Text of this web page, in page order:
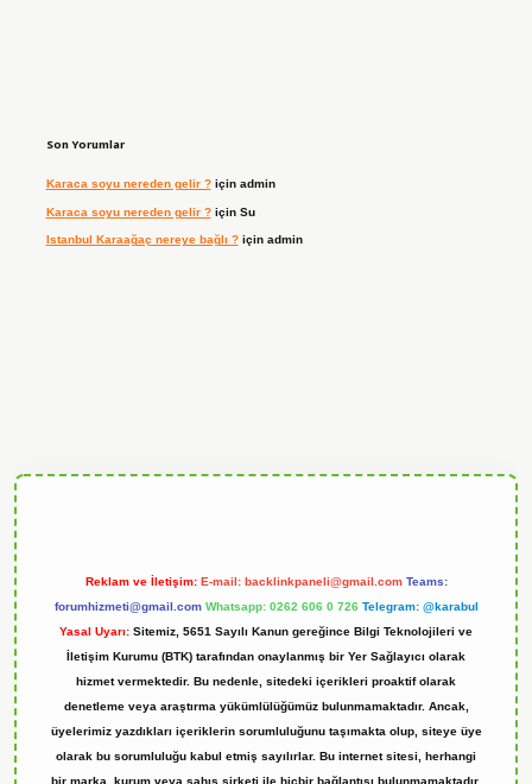
Son Yorumlar
Karaca soyu nereden gelir ?için admin
Karaca soyu nereden gelir ?için Su
Istanbul Karaağaç nereye bağlı ?için admin
Reklam ve İletişim: E-mail: backlinkpaneli@gmail.com Teams:
forumhizmeti@gmail.com Whatsapp: 0262 606 0 726 Telegram: @karabul
Yasal Uyarı: Sitemiz, 5651 Sayılı Kanun gereğince Bilgi Teknolojileri ve
İletişim Kurumu (BTK) tarafından onaylanmış bir Yer Sağlayıcı olarak
hizmet vermektedir. Bu nedenle, sitedeki içerikleri proaktif olarak
denetleme veya araştırma yükümlülüğümüz bulunmamaktadır. Ancak,
üyelerimiz yazdıkları içeriklerin sorumluluğunu taşımakta olup, siteye üye
olarak bu sorumluluğu kabul etmiş sayılırlar. Bu internet sitesi, herhangi
bir marka, kurum veya şahıs şirketi ile hiçbir bağlantısı bulunmamaktadır.